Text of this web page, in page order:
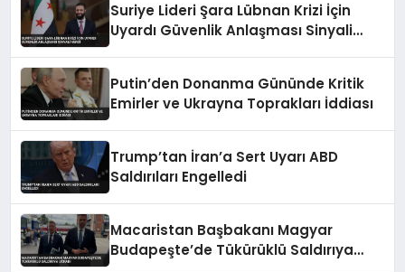
Suriye Lideri Şara Lübnan Krizi İçin
Uyardı Güvenlik Anlaşması Sinyali
Putin’den Donanma Gününde Kritik
Emirler ve Ukrayna Toprakları İddiası
Trump’tan İran’a Sert Uyarı ABD
Saldırıları Engelledi
Macaristan Başbakanı Magyar
Budapeşte’de Tükürüklü Saldırıya